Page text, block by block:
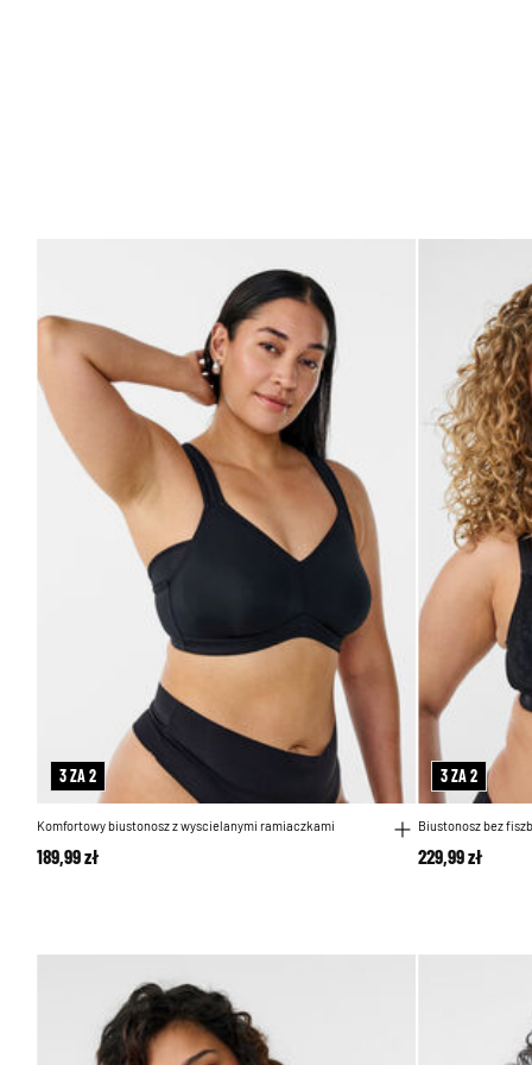
3 ZA 2
Komfortowy biustonosz z wyscielanymi ramiaczkami
189,99 zł
3 ZA 2
Biustonosz bez
229,99 zł